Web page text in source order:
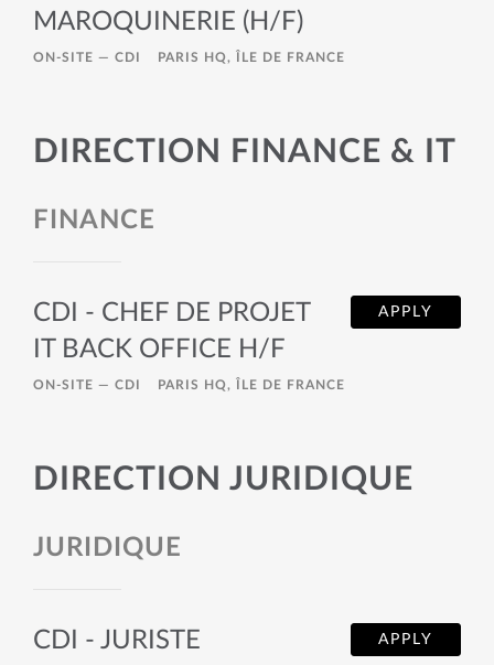
MAROQUINERIE (H/F)
ON-SITE — CDI PARIS HQ, ÎLE DE FRANCE
DIRECTION FINANCE & IT
FINANCE
APPLY
CDI - CHEF DE PROJET
IT BACK OFFICE H/F
ON-SITE — CDI PARIS HQ, ÎLE DE FRANCE
DIRECTION JURIDIQUE
JURIDIQUE
APPLY
CDI - JURISTE